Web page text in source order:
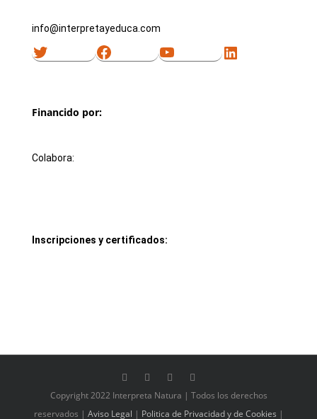
info@interpretayeduca.com
Twitter FacebookYouTubeLinkedIn
Financido por:
Colabora:
Inscripciones y certificados:
Copyright 2022 Interpreta Natura | Todos los derechos
reservados | Aviso Legal | Politica de Privacidad y de Cookies |